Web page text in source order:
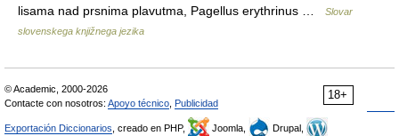
lisama nad prsnima plavutma, Pagellus erythrinus …
Slovar
slovenskega knjižnega jezika
18+
© Academic, 2000-2026
Contacte con nosotros: Apoyo técnico Publicidad
Exportación Diccionarios , creado en PHP, Joomla,
Drupal,